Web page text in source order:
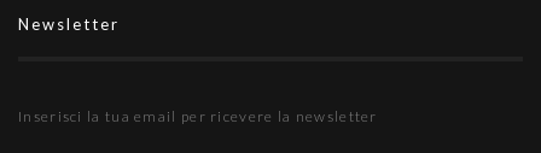
Newsletter
Inserisci la tua email per ricevere la newsletter